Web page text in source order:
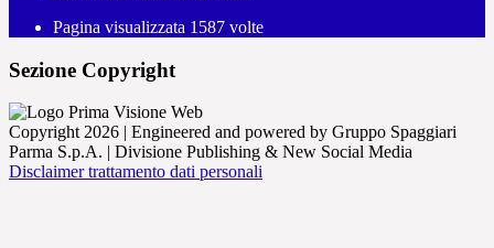
Pagina visualizzata 1587 volte
Sezione Copyright
Copyright 2026 | Engineered and powered by Gruppo Spaggiari
Parma S.p.A. | Divisione Publishing & New Social Media
Disclaimer trattamento dati personali